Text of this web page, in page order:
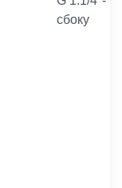
сбоку